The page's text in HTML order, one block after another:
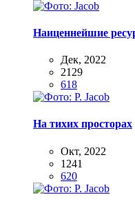
Наиценнейшие
Дек, 2022
2129
618
На тихих просторах
Окт, 2022
1241
620